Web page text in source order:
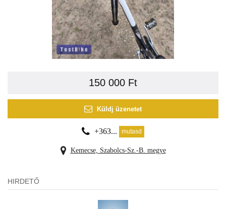
150 000 Ft
Küldj üzenetet
+363... mutasd
Kemecse, Szabolcs-Sz.-B. megye
HIRDETŐ